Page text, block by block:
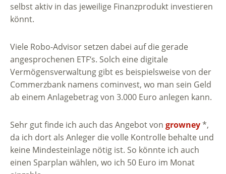
selbst aktiv in das jeweilige Finanzprodukt investieren
könnt.
Viele Robo-Advisor setzen dabei auf die gerade
angesprochenen ETF‘s. Solch eine digitale
Vermögensverwaltung gibt es beispielsweise von der
Commerzbank namens cominvest, wo man sein Geld
ab einem Anlagebetrag von 3.000 Euro anlegen kann.
Sehr gut finde ich auch das Angebot von growney*,
da ich dort als Anleger die volle Kontrolle behalte und
keine Mindesteinlage nötig ist. So könnte ich auch
einen Sparplan wählen, wo ich 50 Euro im Monat